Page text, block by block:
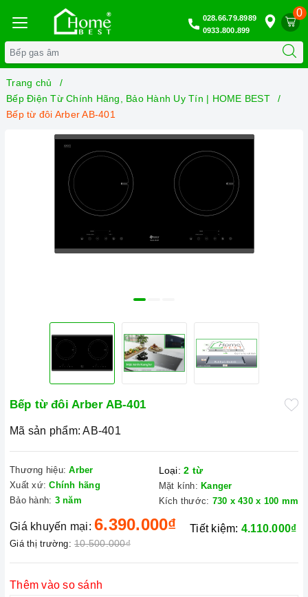
0
028.66.79.8989
0933.800.899
Trang chủ
Bếp Điện Từ Chính Hãng, Bảo Hành Uy Tín | HOME BEST
Bếp từ đôi Arber AB-401
Bếp từ đôi Arber AB-401
Mã sản phẩm: AB-401
Thương hiệu: Arber
Xuất xứ: Chính hãng
Bảo hành: 3 năm
Loại: 2 từ
Mặt kính: Kanger
Kích thước: 730 x 430 x 100 mm
Giá khuyến mại: 6.390.000₫
Giá thị trường: 10.500.000₫
Tiết kiệm: 4.110.000₫
Thêm vào so sánh